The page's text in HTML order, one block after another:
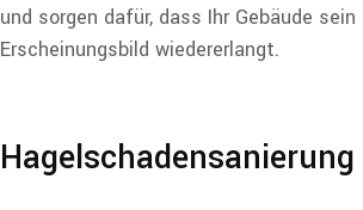
und sorgen dafür, dass Ihr Gebäude
Erscheinungsbild wiedererlangt.
Hagelschadensanierung